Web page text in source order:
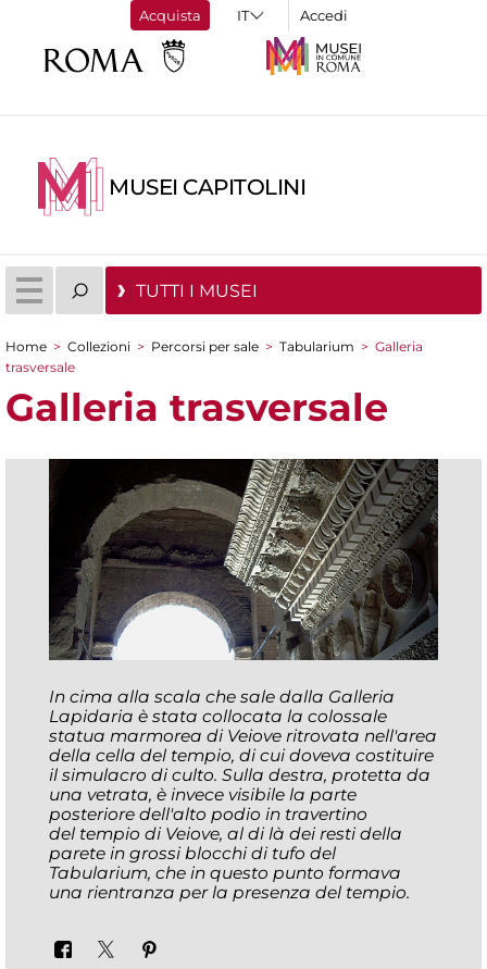
Acquista Accedi
MUSEI CAPITOLINI
TUTTI I MUSEI
Tu sei qui
Home > Collezioni > Percorsi per sale > Tabularium > Galleria
trasversale
Galleria trasversale
In cima alla scala che sale dalla Galleria
Lapidaria è stata collocata la colossale
statua marmorea di Veiove ritrovata nell'area
della cella del tempio, di cui doveva costituire
il simulacro di culto. Sulla destra, protetta da
una vetrata, è invece visibile la parte
posteriore dell'alto podio in travertino
del tempio di Veiove, al di là dei resti della
parete in grossi blocchi di tufo del
Tabularium, che in questo punto formava
una rientranza per la presenza del tempio.